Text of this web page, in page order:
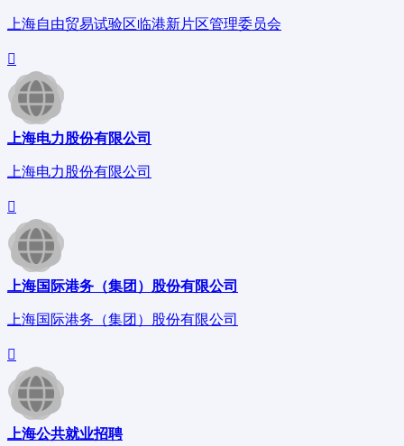
上海自由贸易试验区临港新片区管理委员会
上海电力股份有限公司
上海电力股份有限公司
上海国际港务（集团）股份有限公司
上海国际港务（集团）股份有限公司
上海公共就业招聘